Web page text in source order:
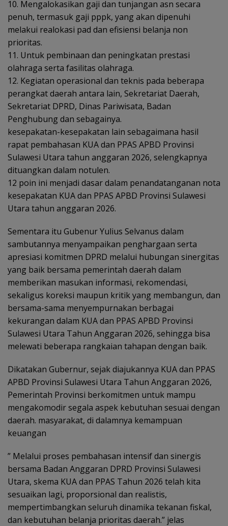
10. Mengalokasikan gaji dan tunjangan asn secara
penuh, termasuk gaji pppk, yang akan dipenuhi
melakui realokasi pad dan efisiensi belanja non
prioritas.
11. Untuk pembinaan dan peningkatan prestasi
olahraga serta fasilitas olahraga.
12. Kegiatan operasional dan teknis pada beberapa
perangkat daerah antara lain, Sekretariat Daerah,
Sekretariat DPRD, Dinas Pariwisata, Badan
Penghubung dan sebagainya.
kesepakatan-kesepakatan lain sebagaimana hasil
rapat pembahasan KUA dan PPAS APBD Provinsi
Sulawesi Utara tahun anggaran 2026, selengkapnya
dituangkan dalam notulen.
12 poin ini menjadi dasar dalam penandatanganan nota
kesepakatan KUA dan PPAS APBD Provinsi Sulawesi
Utara tahun anggaran 2026.
Sementara itu Gubenur Yulius Selvanus dalam
sambutannya menyampaikan penghargaan serta
apresiasi komitmen DPRD melalui hubungan sinergitas
yang baik bersama pemerintah daerah dalam
memberikan masukan informasi, rekomendasi,
sekaligus koreksi maupun kritik yang membangun, dan
bersama-sama menyempurnakan berbagai
kekurangan dalam KUA dan PPAS APBD Provinsi
Sulawesi Utara Tahun Anggaran 2026, sehingga bisa
melewati beberapa rangkaian tahapan dengan baik.
Dikatakan Gubernur, sejak diajukannya KUA dan PPAS
APBD Provinsi Sulawesi Utara Tahun Anggaran 2026,
Pemerintah Provinsi berkomitmen untuk mampu
mengakomodir segala aspek kebutuhan sesuai dengan
daerah. masyarakat, di dalamnya kemampuan
keuangan
” Melalui proses pembahasan intensif dan sinergis
bersama Badan Anggaran DPRD Provinsi Sulawesi
Utara, skema KUA dan PPAS Tahun 2026 telah kita
sesuaikan lagi, proporsional dan realistis,
mempertimbangkan seluruh dinamika tekanan fiskal,
dan kebutuhan belanja prioritas daerah.” jelas